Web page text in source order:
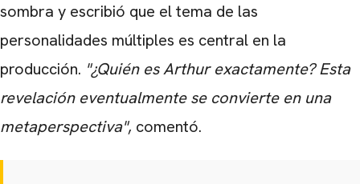
sombra y escribió que el tema de las
personalidades múltiples es central en la
producción. "¿Quién es Arthur exactamente? Esta
revelación eventualmente se convierte en una
metaperspectiva", comentó.
CARREGANDO PUBLICIDADE